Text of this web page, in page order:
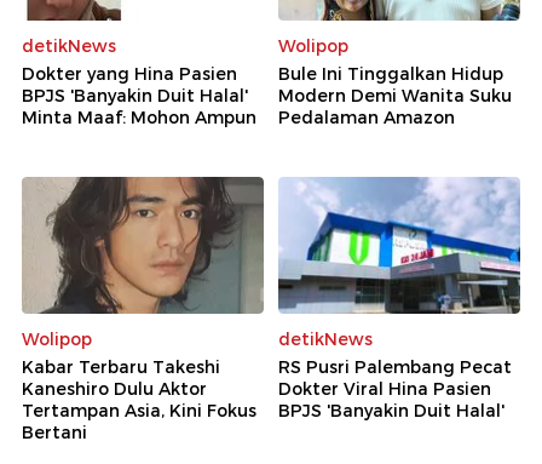
detikNews
Dokter yang Hina Pasien
BPJS 'Banyakin Duit Halal'
Minta Maaf: Mohon Ampun
Wolipop
Bule Ini Tinggalkan Hidup
Modern Demi Wanita Suku
Pedalaman Amazon
Wolipop
Kabar Terbaru Takeshi
Kaneshiro Dulu Aktor
Tertampan Asia, Kini Fokus
Bertani
detikNews
RS Pusri Palembang Pecat
Dokter Viral Hina Pasien
BPJS 'Banyakin Duit Halal'